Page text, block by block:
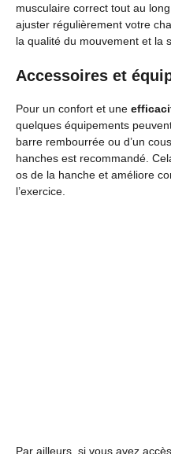
musculaire correct tout au
ajuster régulièrement votre
la qualité du mouvement et la
Accessoires et
Pour un confort et une
quelques équipements
barre rembourrée ou d’un
hanches est recommandé.
os de la hanche et améliore
l’exercice.
Par ailleurs, si vous avez